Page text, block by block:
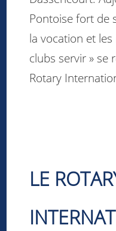
Pontoise fort de
la vocation et
clubs servir » se
Rotary
LE